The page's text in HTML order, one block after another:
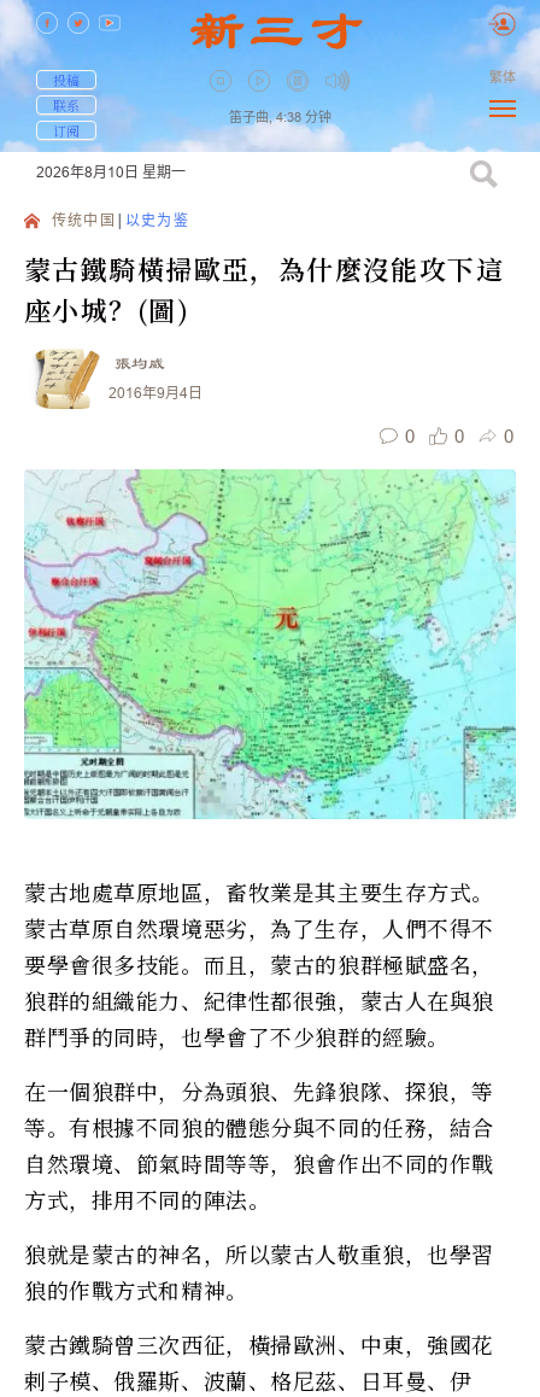
投稿
联系
订阅
笛子曲, 4:38 分钟
繁体
2026年8月10日 星期一
传统中国 以史为鉴
蒙古鐵騎橫掃歐亞，為什麼沒能攻下這
座小城？(圖)
張均威
2016年9月4日
0 0 0
蒙古地處草原地區，畜牧業是其主要生存方式。
蒙古草原自然環境惡劣，為了生存，人們不得不
要學會很多技能。而且，蒙古的狼群極賦盛名，
狼群的組織能力、紀律性都很強，蒙古人在與狼
群鬥爭的同時，也學會了不少狼群的經驗。
在一個狼群中，分為頭狼、先鋒狼隊、探狼，等
等。有根據不同狼的體態分與不同的任務，結合
自然環境、節氣時間等等，狼會作出不同的作戰
方式，排用不同的陣法。
狼就是蒙古的神名，所以蒙古人敬重狼，也學習
狼的作戰方式和精神。
蒙古鐵騎曾三次西征，橫掃歐洲、中東，強國花
剌子模、俄羅斯、波蘭、格尼茲、日耳曼、伊